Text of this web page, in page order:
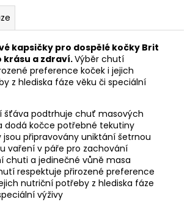
kapsičky pro dospělé kočky Brit
krásu a zdraví.Výběr chutí
preference koček i jejich
z hlediska fáze věku či speciální
šťáva podtrhuje chuť masových
dodá kočce potřebné tekutiny
jsou připravovány uniktání šetrnou
vaření v páře pro zachování
chuti a jedinečné vůně masa
respektuje přirozené preference
nutriční potřeby z hlediska fáze
výživy